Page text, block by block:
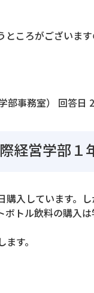
ころがございま
部事務室） 回答日
経営学部１
入しています。
トル飲料の購入
す。